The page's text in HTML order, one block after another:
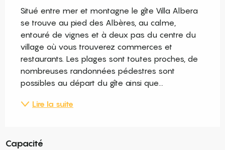
Situé entre mer et montagne le gîte Villa Albera
se trouve au pied des Albères, au calme,
entouré de vignes et à deux pas du centre du
village où vous trouverez commerces et
restaurants. Les plages sont toutes proches, de
nombreuses randonnées pédestres sont
possibles au départ du gîte ainsi que...
Lire la suite
Capacité